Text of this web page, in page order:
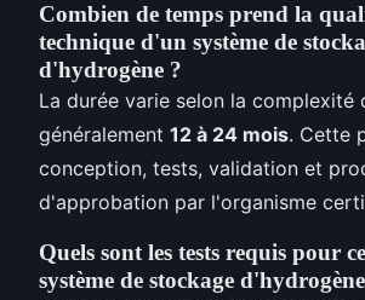
Combien de temps prend la
technique d'un système de
d'hydrogène ?
La durée varie selon la complexité
généralement 12 à 24 mois. Cette
conception, tests, validation et
d'approbation par l'organisme
Quels sont les tests requis pour
système de stockage